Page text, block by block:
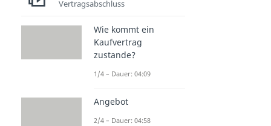
Vertragsabschluss
Wie kommt ein
Kaufvertrag
zustande?
1/4 – Dauer: 04:09
Angebot
2/4 – Dauer: 04:58